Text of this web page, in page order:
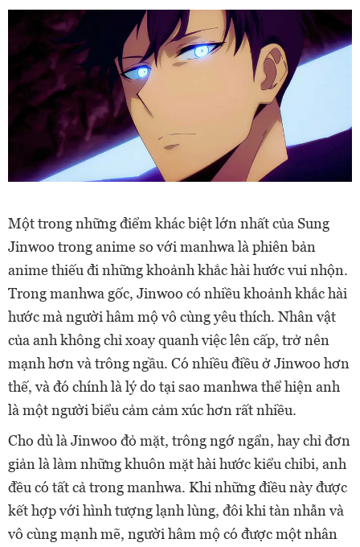
Một trong những điểm khác biệt lớn nhất của Sung
Jinwoo trong anime so với manhwa là phiên bản
anime thiếu đi những khoảnh khắc hài hước vui nhộn.
Trong manhwa gốc, Jinwoo có nhiều khoảnh khắc hài
hước mà người hâm mộ vô cùng yêu thích. Nhân vật
của anh không chỉ xoay quanh việc lên cấp, trở nên
mạnh hơn và trông ngầu. Có nhiều điều ở Jinwoo hơn
thế, và đó chính là lý do tại sao manhwa thể hiện anh
là một người biểu cảm cảm xúc hơn rất nhiều.
Cho dù là Jinwoo đỏ mặt, trông ngớ ngẩn, hay chỉ đơn
giản là làm những khuôn mặt hài hước kiểu chibi, anh
đều có tất cả trong manhwa. Khi những điều này được
kết hợp với hình tượng lạnh lùng, đôi khi tàn nhẫn và
vô cùng mạnh mẽ, người hâm mộ có được một nhân